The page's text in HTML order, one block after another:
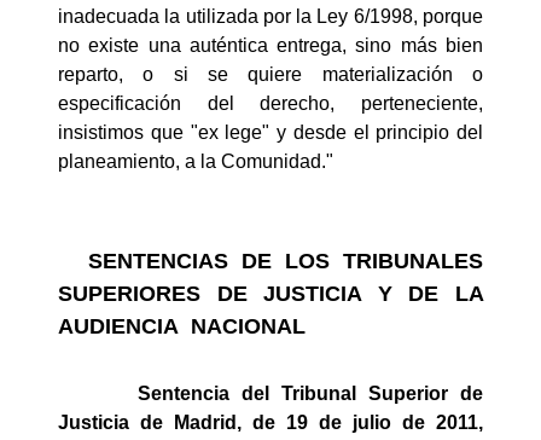
inadecuada la utilizada por la Ley 6/1998, porque
no existe una auténtica entrega, sino más bien
reparto, o si se quiere materialización o
especificación del derecho, perteneciente,
insistimos que "ex lege" y desde el principio del
planeamiento, a la Comunidad."
SENTENCIAS DE LOS TRIBUNALES
SUPERIORES DE JUSTICIA Y DE LA
AUDIENCIA NACIONAL
Sentencia del Tribunal Superior de
Justicia de Madrid, de 19 de julio de 2011,